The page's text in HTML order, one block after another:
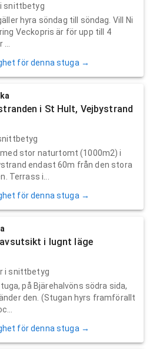
snittbetyg
hyra söndag till söndag. Vill Ni
Veckopris är för upp till 4
för denna stuga →
i St Hult, Vejbystrand
stor naturtomt (1000m2) i
endast 60m från den stora
Terrass i...
för denna stuga →
i lugnt läge
i snittbetyg
på Bjärehalvöns södra sida,
den. (Stugan hyrs framförallt
för denna stuga →